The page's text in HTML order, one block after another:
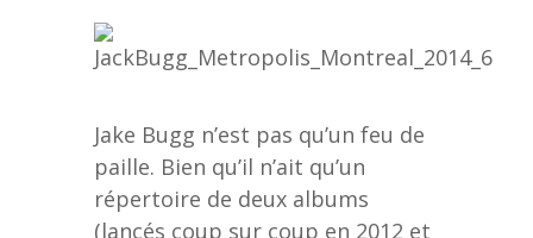
Jake Bugg n’est pas qu’un feu de
paille. Bien qu’il n’ait qu’un
répertoire de deux albums
(lancés coup sur coup en 2012 et